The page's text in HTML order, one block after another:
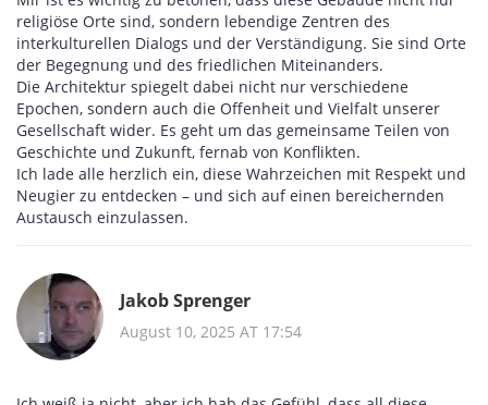
religiöse Orte sind, sondern lebendige Zentren des
interkulturellen Dialogs und der Verständigung. Sie sind Orte
der Begegnung und des friedlichen Miteinanders.
Die Architektur spiegelt dabei nicht nur verschiedene
Epochen, sondern auch die Offenheit und Vielfalt unserer
Gesellschaft wider. Es geht um das gemeinsame Teilen von
Geschichte und Zukunft, fernab von Konflikten.
Ich lade alle herzlich ein, diese Wahrzeichen mit Respekt und
Neugier zu entdecken – und sich auf einen bereichernden
Austausch einzulassen.
Jakob Sprenger
August 10, 2025 AT 17:54